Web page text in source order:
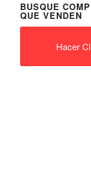
BUSQUE
QUE VENDEN
Hacer